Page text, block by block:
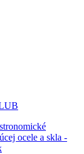
ocele a skla -